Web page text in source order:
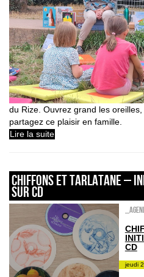
du Rize. Ouvrez grand les
partagez ce plaisir en famille.
Lire la suite
CHIFFONS ET TARLATANE –
SUR CD
CD
jeudi